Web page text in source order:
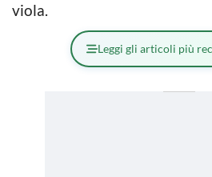
viola.
Leggi gli articoli più